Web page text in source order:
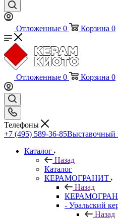
Отложенные 0 Корзина 0
Отложенные 0 Корзина 0
Телефоны
+7 (495) 589-36-85Выставочный
Каталог
Назад
Каталог
КЕРАМОГРАНИТ
Назад
- Уральский
Назад